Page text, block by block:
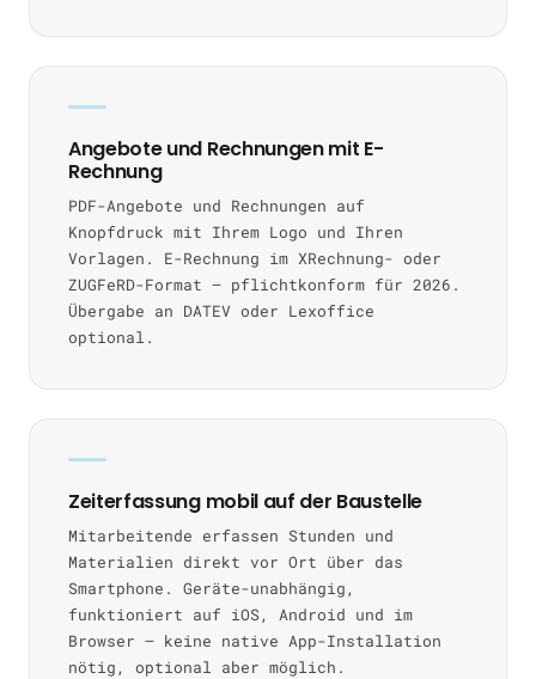
Angebote und Rechnungen mit E-
Rechnung
PDF-Angebote und Rechnungen auf
Knopfdruck mit Ihrem Logo und Ihren
Vorlagen. E-Rechnung im XRechnung- oder
ZUGFeRD-Format — pflichtkonform für 2026.
Übergabe an DATEV oder Lexoffice
optional.
Zeiterfassung mobil auf der Baustelle
Mitarbeitende erfassen Stunden und
Materialien direkt vor Ort über das
Smartphone. Geräte-unabhängig,
funktioniert auf iOS, Android und im
Browser — keine native App-Installation
nötig, optional aber möglich.